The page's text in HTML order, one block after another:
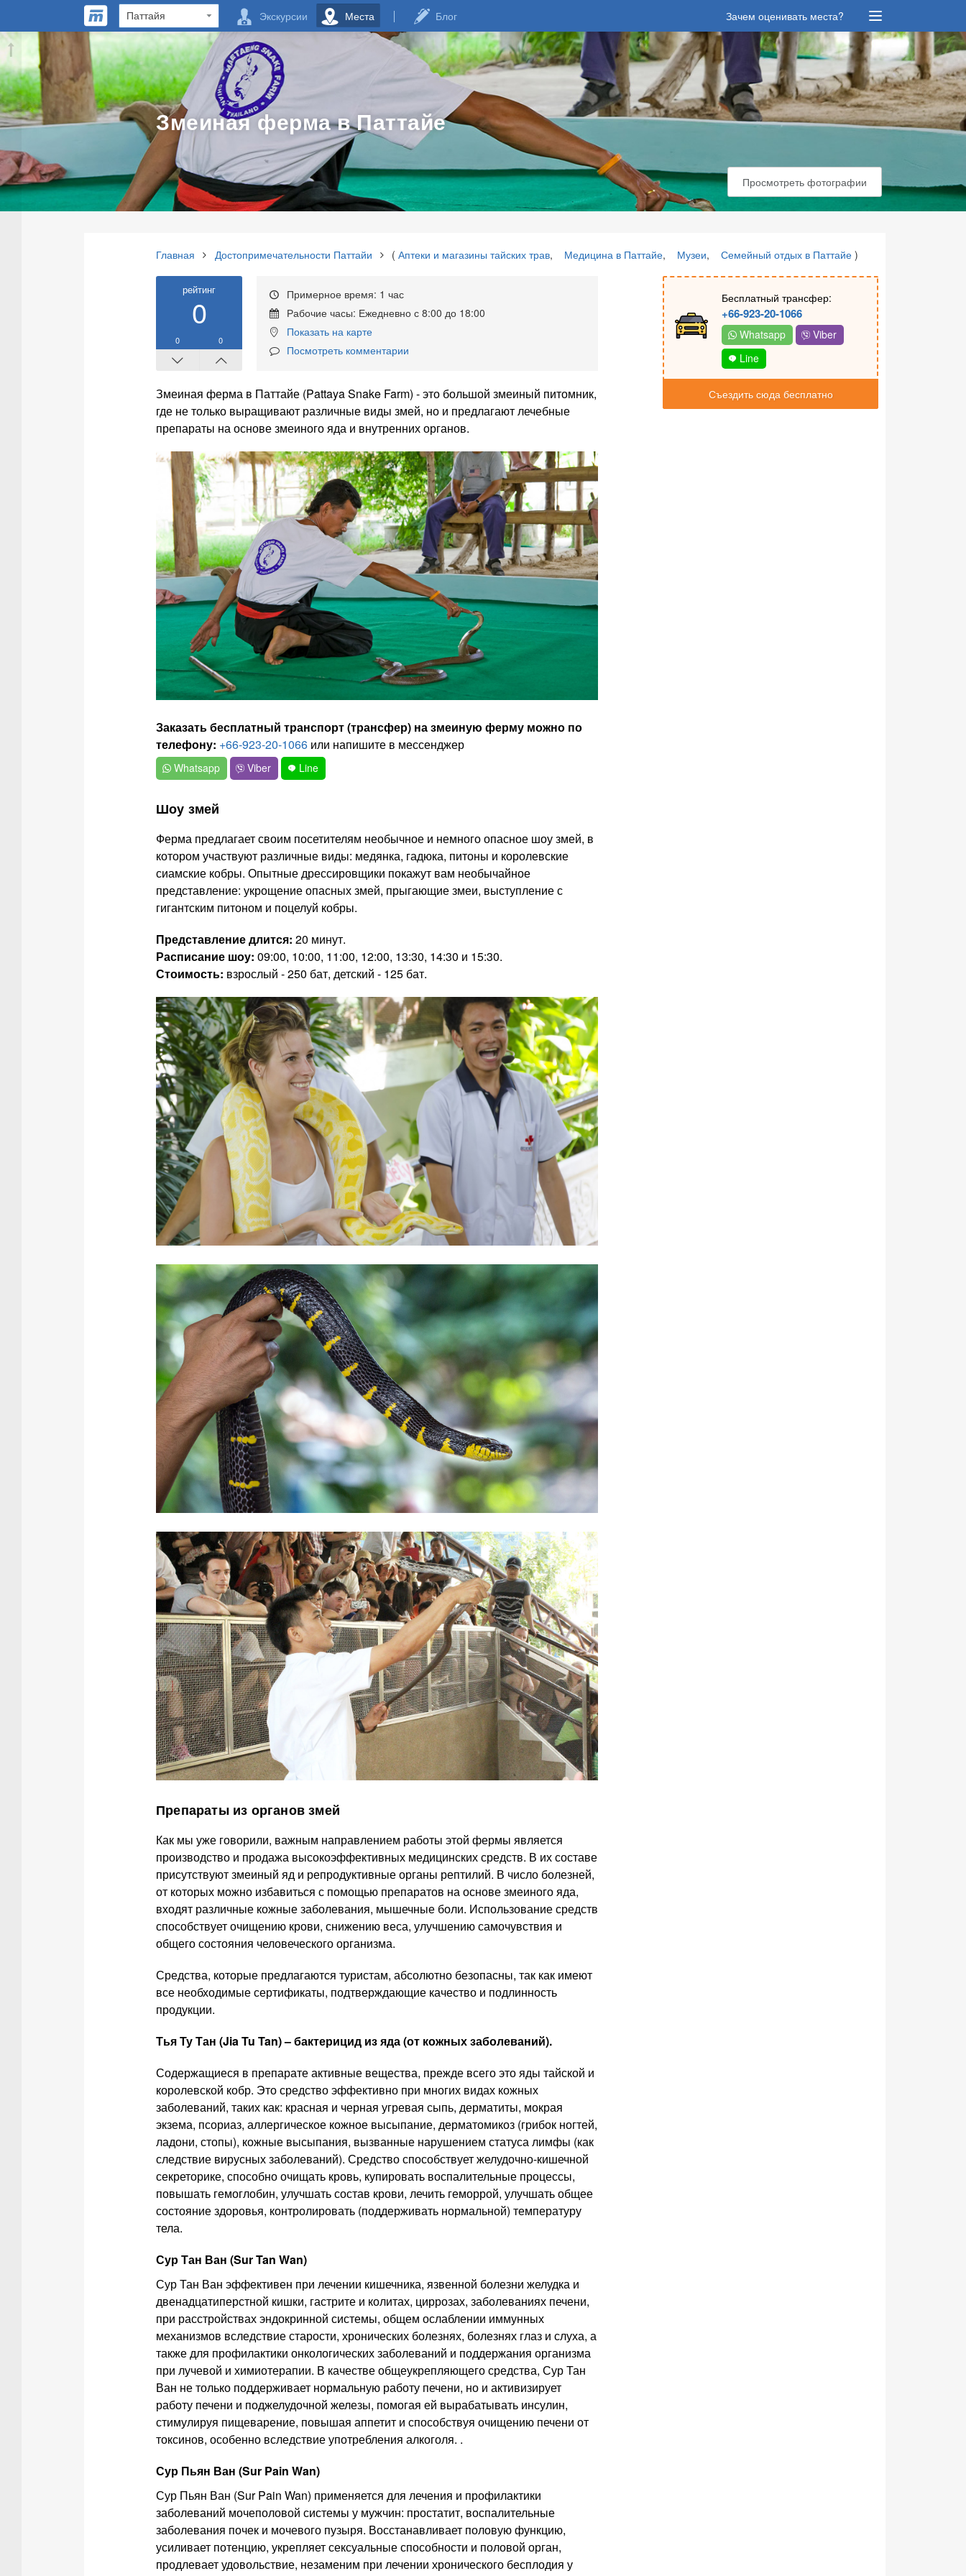
Зачем оценивать места?
Экскурсии Места Блог
Змеиная ферма в Паттайе
Просмотреть фотографии
Главная Достопримечательности Паттайи (Аптеки и магазины тайских трав, Медицина в Паттайе, Музеи, Семейный отдых в Паттайе )
рейтинг
0
0 0
Примерное время: 1 час
Рабочие часы: Ежедневно с 8:00 до 18:00
Показать на карте
Посмотреть комментарии
Змеиная ферма в Паттайе (Pattaya Snake Farm) - это большой змеиный питомник,
где не только выращивают различные виды змей, но и предлагают лечебные
препараты на основе змеиного яда и внутренних органов.
Заказать бесплатный транспорт (трансфер) на змеиную ферму можно по
телефону: +66-923-20-1066 или напишите в мессенджер
Whatsapp Viber Line
Шоу змей
Ферма предлагает своим посетителям необычное и немного опасное шоу змей, в
котором участвуют различные виды: медянка, гадюка, питоны и королевские
сиамские кобры. Опытные дрессировщики покажут вам необычайное
представление: укрощение опасных змей, прыгающие змеи, выступление с
гигантским питоном и поцелуй кобры.
Представление длится: 20 минут.
Расписание шоу: 09:00, 10:00, 11:00, 12:00, 13:30, 14:30 и 15:30.
Стоимость: взрослый - 250 бат, детский - 125 бат.
Препараты из органов змей
Как мы уже говорили, важным направлением работы этой фермы является
производство и продажа высокоэффективных медицинских средств. В их составе
присутствуют змеиный яд и репродуктивные органы рептилий. В число болезней,
от которых можно избавиться с помощью препаратов на основе змеиного яда,
входят различные кожные заболевания, мышечные боли. Использование средств
способствует очищению крови, снижению веса, улучшению самочувствия и
общего состояния человеческого организма.
Средства, которые предлагаются туристам, абсолютно безопасны, так как имеют
все необходимые сертификаты, подтверждающие качество и подлинность
продукции.
Тья Ту Тан (Jia Tu Tan) – бактерицид из яда (от кожных заболеваний).
Содержащиеся в препарате активные вещества, прежде всего это яды тайской и
королевской кобр. Это средство эффективно при многих видах кожных
заболеваний, таких как: красная и черная угревая сыпь, дерматиты, мокрая
экзема, псориаз, аллергическое кожное высыпание, дерматомикоз (грибок ногтей,
ладони, стопы), кожные высыпания, вызванные нарушением статуса лимфы (как
следствие вирусных заболеваний). Средство способствует желудочно-кишечной
секреторике, способно очищать кровь, купировать воспалительные процессы,
повышать гемоглобин, улучшать состав крови, лечить геморрой, улучшать общее
состояние здоровья, контролировать (поддерживать нормальной) температуру
тела.
Сур Тан Ван (Sur Tan Wan)
Сур Тан Ван эффективен при лечении кишечника, язвенной болезни желудка и
двенадцатиперстной кишки, гастрите и колитах, циррозах, заболеваниях печени,
при расстройствах эндокринной системы, общем ослаблении иммунных
механизмов вследствие старости, хронических болезнях, болезнях глаз и слуха, а
также для профилактики онкологических заболеваний и поддержания организма
при лучевой и химиотерапии. В качестве общеукрепляющего средства, Сур Тан
Ван не только поддерживает нормальную работу печени, но и активизирует
работу печени и поджелудочной железы, помогая ей вырабатывать инсулин,
стимулируя пищеварение, повышая аппетит и способствуя очищению печени от
токсинов, особенно вследствие употребления алкоголя. .
Сур Пьян Ван (Sur Pain Wan)
Сур Пьян Ван (Sur Pain Wan) применяется для лечения и профилактики
заболеваний мочеполовой системы у мужчин: простатит, воспалительные
заболевания почек и мочевого пузыря. Восстанавливает половую функцию,
усиливает потенцию, укрепляет сексуальные способности и половой орган,
продлевает удовольствие, незаменим при лечении хронического бесплодия у
Бесплатный трансфер:
+66-923-20-1066
Whatsapp
Viber
Line
Съездить сюда бесплатно